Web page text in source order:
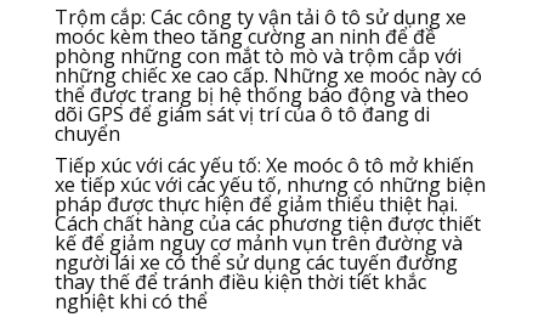
Trộm cắp: Các công ty vận tải ô tô sử dụng xe
moóc kèm theo tăng cường an ninh để đề
phòng những con mắt tò mò và trộm cắp với
những chiếc xe cao cấp. Những xe moóc này có
thể được trang bị hệ thống báo động và theo
dõi GPS để giám sát vị trí của ô tô đang di
chuyển
Tiếp xúc với các yếu tố: Xe moóc ô tô mở khiến
xe tiếp xúc với các yếu tố, nhưng có những biện
pháp được thực hiện để giảm thiểu thiệt hại.
Cách chất hàng của các phương tiện được thiết
kế để giảm nguy cơ mảnh vụn trên đường và
người lái xe có thể sử dụng các tuyến đường
thay thế để tránh điều kiện thời tiết khắc
nghiệt khi có thể